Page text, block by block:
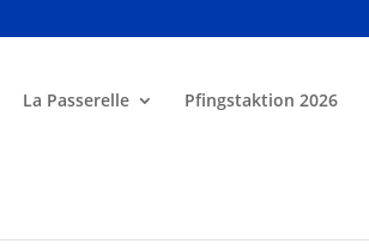
La Passerelle Pfingstaktion 2026